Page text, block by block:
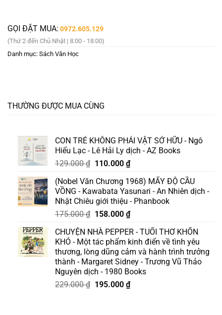
GỌI ĐẶT MUA: 0972.605.129
(Thứ 2 đến Chủ Nhật | 8:00 - 18:00)
Danh mục: Sách Văn Học
THƯỜNG ĐƯỢC MUA CÙNG
CON TRẺ KHÔNG PHẢI VẬT SỞ HỮU - Ngô
Hiểu Lạc - Lê Hải Ly dịch - AZ Books
129.000₫ Giá
là:
129.000 ₫.
110.000 ₫Giá
tại
là:
110.000 ₫.
(Nobel Văn Chương 1968) MẤY ĐỘ CẦU
VỒNG - Kawabata Yasunari - An Nhiên dịch -
Nhật Chiêu giới thiệu - Phanbook
175.000₫ Giá
là:
175.000 ₫.
158.000 ₫Giá
tại
là:
158.000 ₫.
CHUYỆN NHÀ PEPPER - TUỔI THƠ KHỐN
KHÓ - Một tác phẩm kinh điển về tình yêu
thương, lòng dũng cảm và hành trình trưởng
thành - Margaret Sidney - Trương Vũ Thảo
Nguyên dịch - 1980 Books
229.000₫ Giá
195.000 ₫Giá